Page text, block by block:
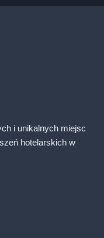
i unikalnych miejsc
hotelarskich w